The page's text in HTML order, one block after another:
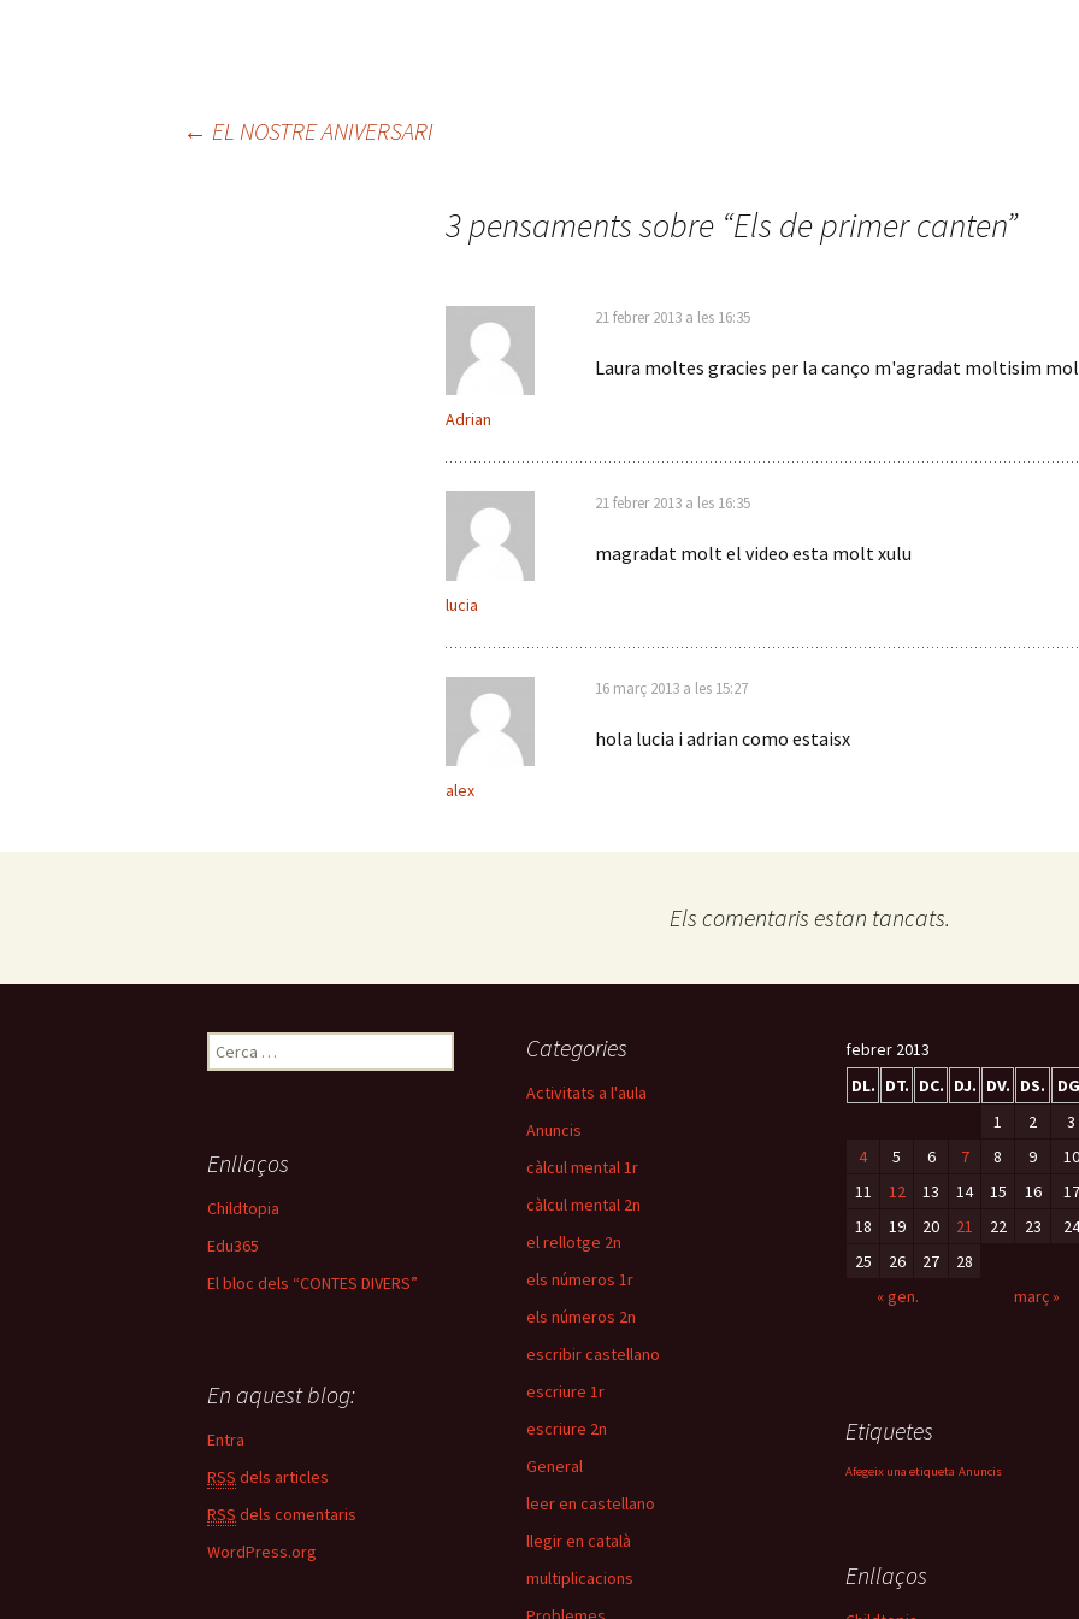
← EL NOSTRE ANIVERSARI
3 pensaments sobre “Els de primer canten”
Adrian
21 febrer 2013 a les 16:35
Laura moltes gracies per la canço m'agradat moltisim
lucia
21 febrer 2013 a les 16:35
magradat molt el video esta molt xulu
alex
16 març 2013 a les 15:27
hola lucia i adrian como estaisx
Els comentaris estan tancats.
e
:
Categories
Activitats a l'aula
Anuncis
càlcul mental 1r
càlcul mental 2n
el rellotge 2n
els números 1r
els números 2n
escribir castellano
escriure 1r
escriure 2n
General
leer en castellano
llegir en català
multiplicacions
febrer 2013
DL. DT. DC. DJ. DV. DS.
« gen. març »
1 2
3
4
5 6 7 8 9
10
11
12 13 14 15 16
17
18
19 20 21 22 23
24
25
26 27 28
Enllaços
Childtopia
Edu365
El bloc dels “CONTES DIVERS”
En aquest blog:
Entra
RSS dels articles
RSS dels comentaris
WordPress.org
Etiquetes
Afegeix una etiqueta Anuncis
Enllaços